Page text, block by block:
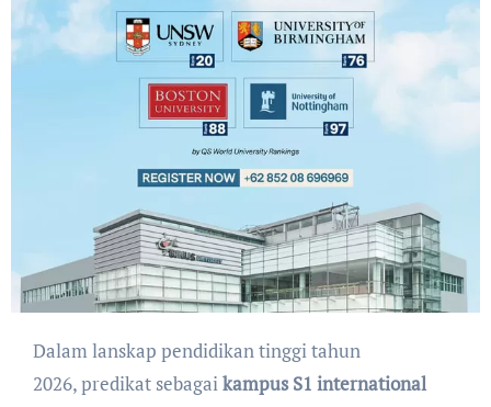
Dalam lanskap pendidikan tinggi tahun
2026, predikat sebagaikampus S1 international